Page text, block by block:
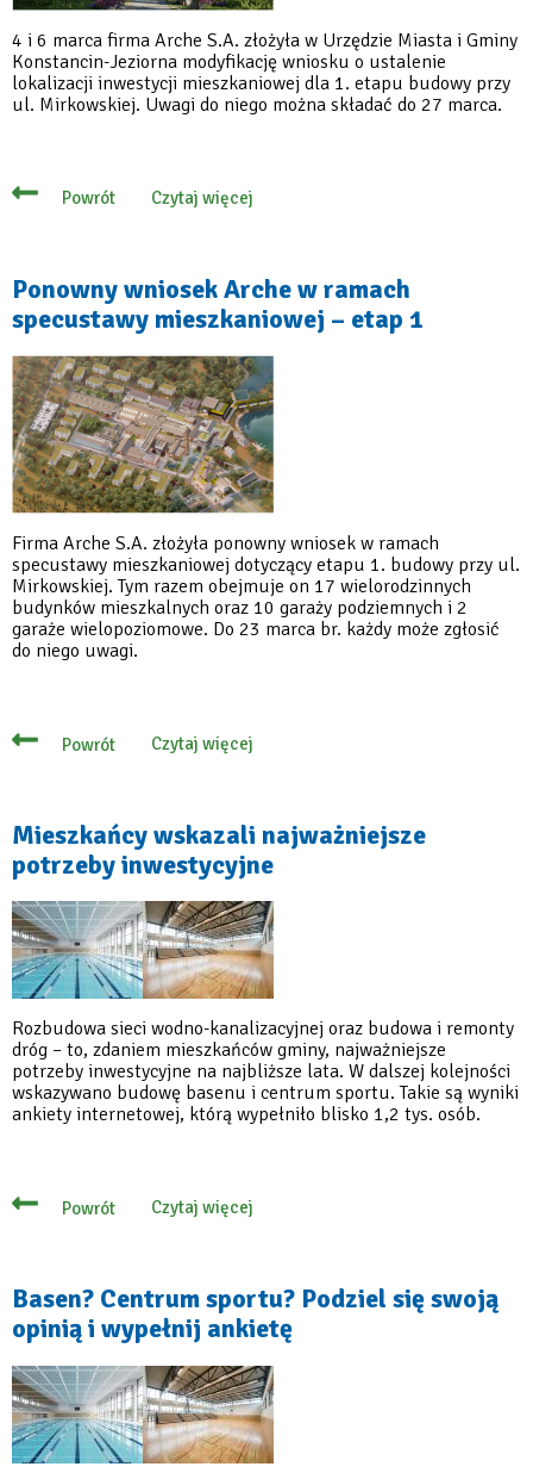
4 i 6 marca firma Arche S.A. złożyła w Urzędzie Miasta i Gminy
Konstancin-Jeziorna modyfikację wniosku o ustalenie
lokalizacji inwestycji mieszkaniowej dla 1. etapu budowy przy
ul. Mirkowskiej. Uwagi do niego można składać do 27 marca.
Powrót Czytaj więcej
o
wniosku
Arche
dotyczącego
1.
inwestycji
Ponowny wniosek Arche w ramach
specustawy mieszkaniowej – etap 1
Firma Arche S.A. złożyła ponowny wniosek w ramach
specustawy mieszkaniowej dotyczący etapu 1. budowy przy ul.
Mirkowskiej. Tym razem obejmuje on 17 wielorodzinnych
budynków mieszkalnych oraz 10 garaży podziemnych i 2
garaże wielopoziomowe. Do 23 marca br. każdy może zgłosić
do niego uwagi.
Powrót Czytaj więcej
o
ramach
specustawy
mieszkaniowej
etap
1
Mieszkańcy wskazali najważniejsze
potrzeby inwestycyjne
Rozbudowa sieci wodno-kanalizacyjnej oraz budowa i remonty
dróg – to, zdaniem mieszkańców gminy, najważniejsze
potrzeby inwestycyjne na najbliższe lata. W dalszej kolejności
wskazywano budowę basenu i centrum sportu. Takie są wyniki
ankiety internetowej, którą wypełniło blisko 1,2 tys. osób.
Powrót Czytaj więcej
o
inwestycyjne
Basen? Centrum sportu? Podziel się swoją
opinią i wypełnij ankietę